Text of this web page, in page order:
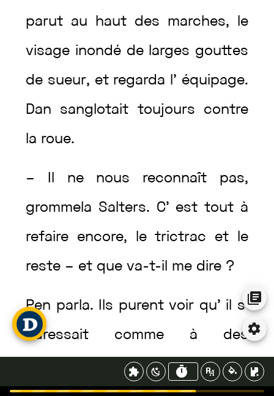
parut au haut des marches, le
visage inondé de larges gouttes
de sueur, et regarda l’ équipage.
Dan sanglotait toujours contre
la roue.
– ne nous reconnaît pas,
grommela Salters. C’ esttout à
refaire encore, letrictrac et le
reste – et queva-t-il me dire ?
Pen parla. Ils purentvoir qu’ il s’
adressait comme à des